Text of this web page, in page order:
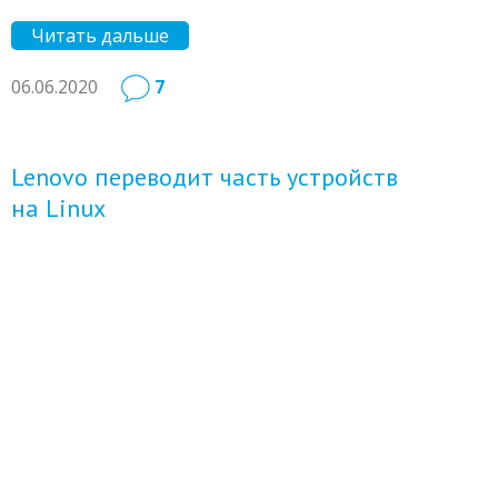
Читать дальше
06.06.2020 7
Lenovo переводит часть устройств
на Linux